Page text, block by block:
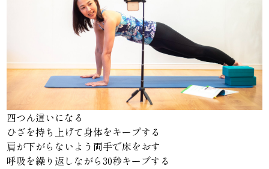
四つん這いになる
ひざを持ち上げて身体をキープする
肩が下がらないよう両手で床をおす
呼吸を繰り返しながら30秒キープする